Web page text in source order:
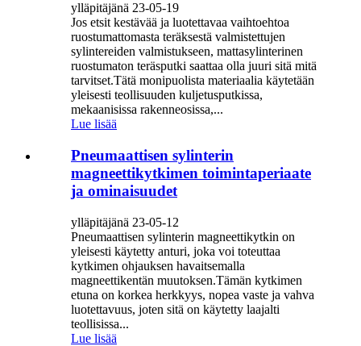
ylläpitäjänä 23-05-19
Jos etsit kestävää ja luotettavaa vaihtoehtoa
ruostumattomasta teräksestä valmistettujen
sylintereiden valmistukseen, mattasylinterinen
ruostumaton teräsputki saattaa olla juuri sitä mitä
tarvitset.Tätä monipuolista materiaalia käytetään
yleisesti teollisuuden kuljetusputkissa,
mekaanisissa rakenneosissa,...
Lue lisää
Pneumaattisen sylinterin
magneettikytkimen toimintaperiaate
ja ominaisuudet
ylläpitäjänä 23-05-12
Pneumaattisen sylinterin magneettikytkin on
yleisesti käytetty anturi, joka voi toteuttaa
kytkimen ohjauksen havaitsemalla
magneettikentän muutoksen.Tämän kytkimen
etuna on korkea herkkyys, nopea vaste ja vahva
luotettavuus, joten sitä on käytetty laajalti
teollisissa...
Lue lisää